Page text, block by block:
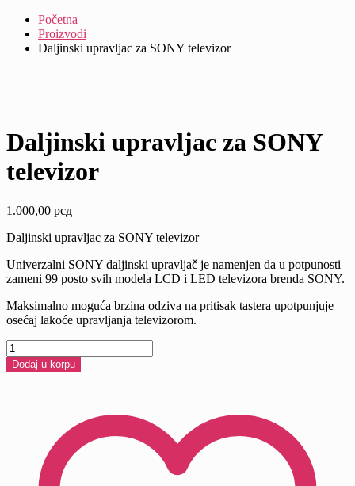
Početna
Proizvodi
Daljinski upravljac za SONY televizor
Daljinski upravljac za SONY
televizor
1.000,00 рсд
Daljinski upravljac za SONY televizor
Univerzalni SONY daljinski upravljač je namenjen da u potpunosti
zameni 99 posto svih modela LCD i LED televizora brenda SONY.
Maksimalno moguća brzina odziva na pritisak tastera upotpunjuje
osećaj lakoće upravljanja televizorom.
Daljinski
upravljac
za
Dodaj u korpu